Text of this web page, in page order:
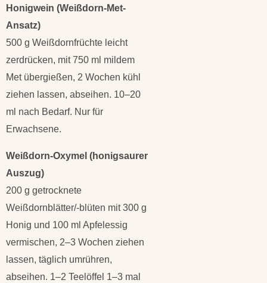
Honigwein (Weißdorn-Met-
Ansatz)
500 g Weißdornfrüchte leicht
zerdrücken, mit 750 ml mildem
Met übergießen, 2 Wochen kühl
ziehen lassen, abseihen. 10–20
ml nach Bedarf. Nur für
Erwachsene.
Weißdorn-Oxymel (honigsaurer
Auszug)
200 g getrocknete
Weißdornblätter/-blüten mit 300 g
Honig und 100 ml Apfelessig
vermischen, 2–3 Wochen ziehen
lassen, täglich umrühren,
abseihen. 1–2 Teelöffel 1–3 mal